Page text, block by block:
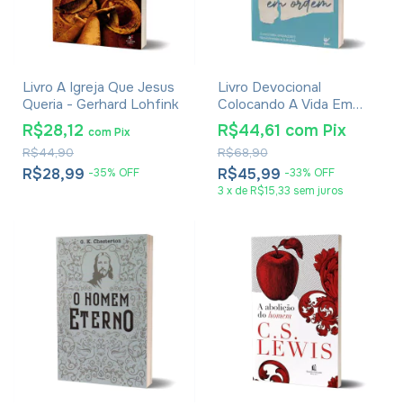
Livro A Igreja Que Jesus
Queria - Gerhard Lohfink
R$28,99 -35% OFF
R$44,90
R$28,12 comPix
Livro Devocional
Colocando A Vida Em
Ordem - Deive Leonardo
R$45,99 -33% OFF
R$68,90
R$44,61 com Pix
3 x de R$15,33 sem juros